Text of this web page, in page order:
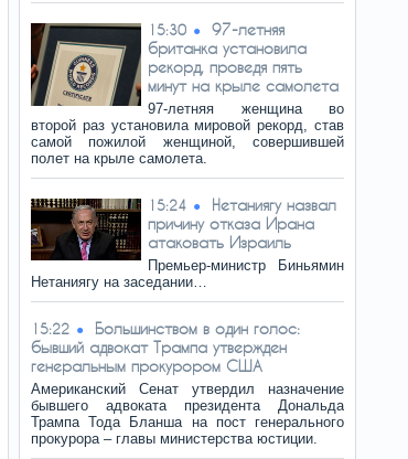
15:30
97-летняя
британка установила
рекорд, проведя пять
минут на крыле самолета
97-летняя женщина во
второй раз установила мировой рекорд, став
самой пожилой женщиной, совершившей
полет на крыле самолета.
15:24
Нетаниягу назвал
причину отказа Ирана
атаковать Израиль
Премьер-министр Биньямин
Нетаниягу на заседании…
15:22
Большинством в один голос:
бывший адвокат Трампа утвержден
генеральным прокурором США
Американский Сенат утвердил назначение
бывшего адвоката президента Дональда
Трампа Тода Бланша на пост генерального
прокурора – главы министерства юстиции.